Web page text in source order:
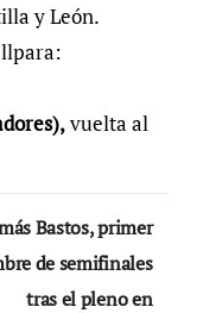
y León.
vuelta al
Bastos, primer
de semifinales
tras el pleno en